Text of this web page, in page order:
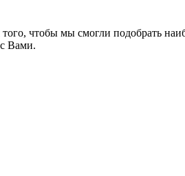
того, чтобы мы смогли подобрать
Вами.